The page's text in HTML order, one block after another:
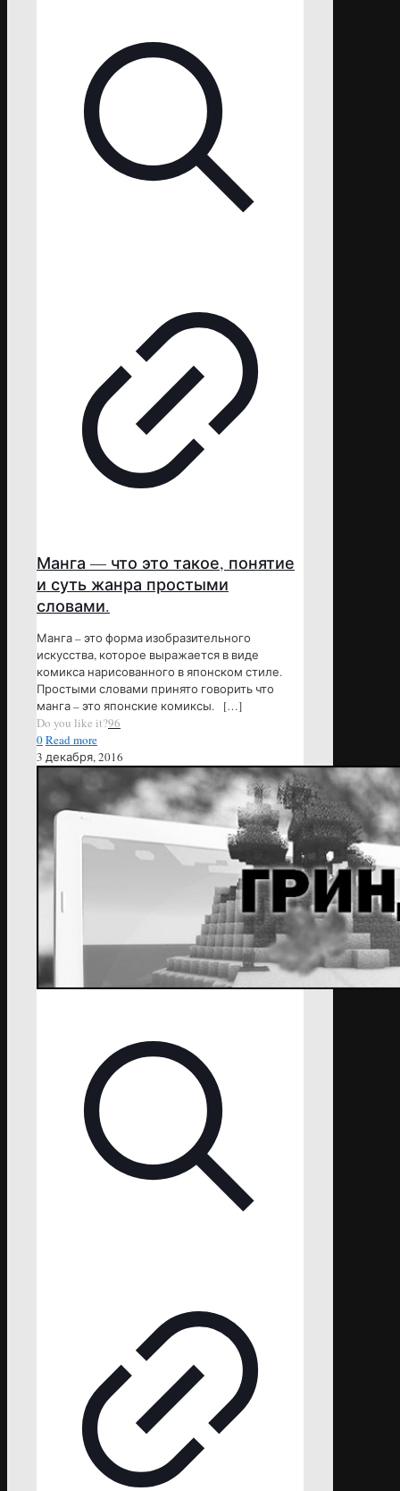
Манга — что это такое, понятие
и суть жанра простыми
словами.
Манга – это форма изобразительного
искусства, которое выражается в виде
комикса нарисованного в японском стиле.
Простыми словами принято говорить что
манга – это японские комиксы.
[…]
Do you like it?96
0Read more
3 декабря, 2016